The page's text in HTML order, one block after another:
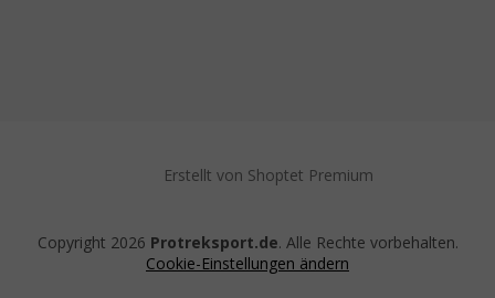
Erstellt von Shoptet Premium
Copyright 2026 Protreksport.de. Alle Rechte vorbehalten.
Cookie-Einstellungen ändern